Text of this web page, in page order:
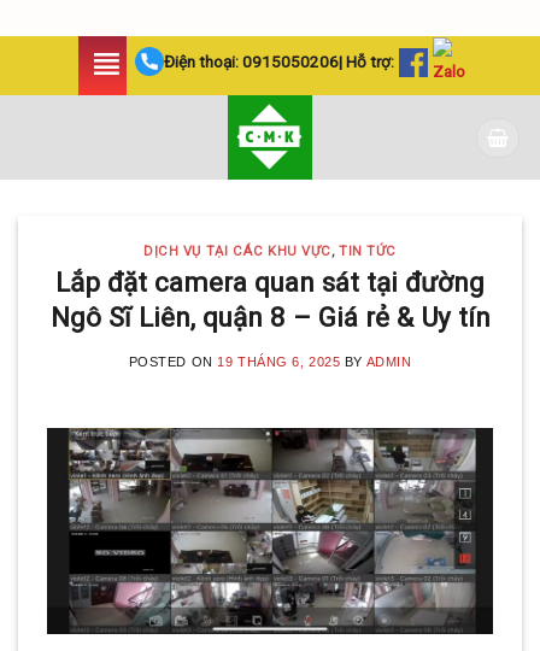
Điện thoại:0915050206| Hỗ trợ:
DỊCH VỤ TẠI CÁC KHU VỰC,TIN TỨC
Lắp đặt camera quan sát tại đường
Ngô Sĩ Liên, quận 8 – Giá rẻ & Uy tín
POSTED ON 19 THÁNG 6, 2025 BY ADMIN